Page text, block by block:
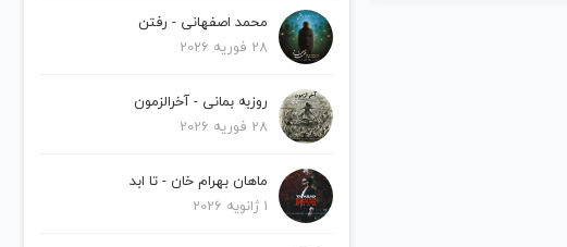
محمد اصفهانی - رفتن
28 فوریه 2026
روزبه بمانی - آخرالزمون
28 فوریه 2026
ماهان بهرام خان - تا ابد
1 ژانویه 2026